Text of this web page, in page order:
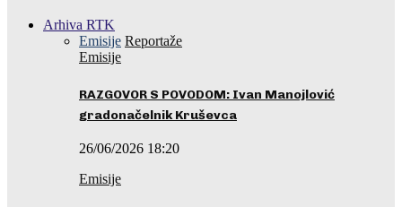
Arhiva RTK
Emisije Reportaže
Emisije
RAZGOVOR S POVODOM: Ivan Manojlović
gradonačelnik Kruševca
26/06/2026 18:20
Emisije